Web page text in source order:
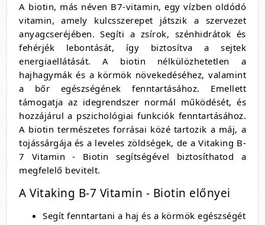
A biotin, más néven B7-vitamin, egy vízben oldódó
vitamin, amely kulcsszerepet játszik a szervezet
anyagcseréjében. Segíti a zsírok, szénhidrátok és
fehérjék lebontását, így biztosítva a sejtek
energiaellátását. A biotin nélkülözhetetlen a
hajhagymák és a körmök növekedéséhez, valamint
a bőr egészségének fenntartásához. Emellett
támogatja az idegrendszer normál működését, és
hozzájárul a pszichológiai funkciók fenntartásához.
A biotin természetes forrásai közé tartozik a máj, a
tojássárgája és a leveles zöldségek, de a Vitaking B-
7 Vitamin - Biotin segítségével biztosíthatod a
megfelelő bevitelt.
A Vitaking B-7 Vitamin - Biotin előnyei
Segít fenntartani a haj és a körmök egészségét